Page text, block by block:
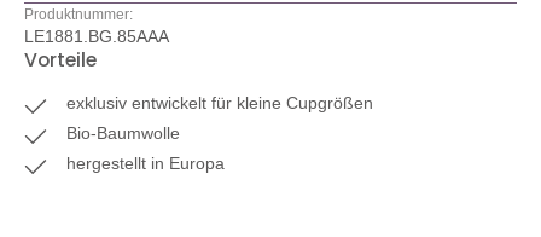
Produktnummer:
LE1881.BG.85AAA
Vorteile
exklusiv entwickelt für kleine Cupgrößen
Bio-Baumwolle
hergestellt in Europa